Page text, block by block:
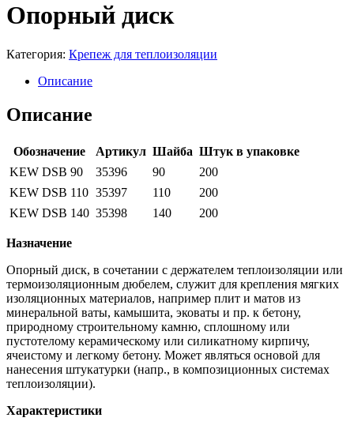
Опорный диск
Категория: Крепеж для теплоизоляции
Описание
Описание
Обозначение Артикул Шайба Штук в упаковке
KEW DSB 90
35396 90
200
KEW DSB 110 35397 110
200
KEW DSB 140 35398 140 200
Назначение
Опорный диск, в сочетании с держателем теплоизоляции или
термоизоляционным дюбелем, служит для крепления мягких
изоляционных материалов, например плит и матов из
минеральной ваты, камышита, эковаты и пр. к бетону,
природному строительному камню, сплошному или
пустотелому керамическому или силикатному кирпичу,
ячеистому и легкому бетону. Может являться основой для
нанесения штукатурки (напр., в композиционных системах
теплоизоляции).
Характеристики